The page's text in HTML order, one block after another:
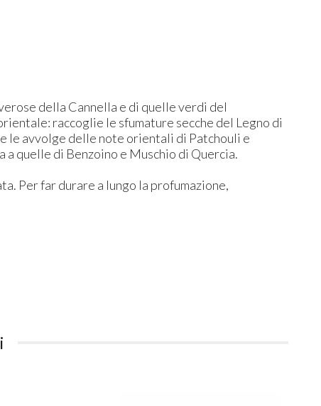
della Cannella e di quelle verdi del
raccoglie le sfumature secche del Legno di
le avvolge delle note orientali di Patchouli e
a quelle di Benzoino e Muschio di Quercia.
Per far durare a lungo la profumazione,